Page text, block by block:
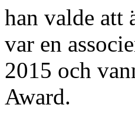
han valde att
var en
2015 och
Award.